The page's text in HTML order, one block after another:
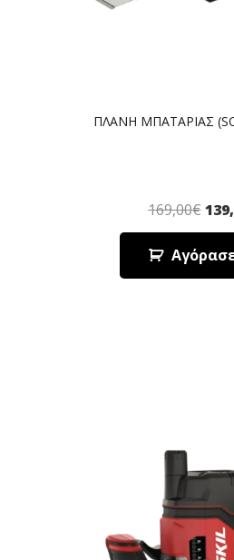
ΠΛΑΝΗ ΜΠΑΤΑΡΙΑΣ
169,00€